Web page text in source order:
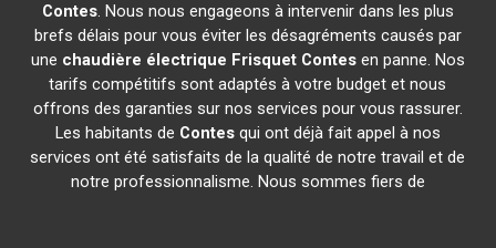
Contes. Nous nous engageons à intervenir dans les plus
brefs délais pour vous éviter les désagréments causés par
une chaudière électrique Frisquet Contesen panne. Nos
tarifs compétitifs sont adaptés à votre budget et nous
offrons des garanties sur nos services pour vous rassurer.
Les habitants de Contesqui ont déjà fait appel à nos
services ont été satisfaits de la qualité de notre travail et de
notre professionnalisme. Nous sommes fiers de